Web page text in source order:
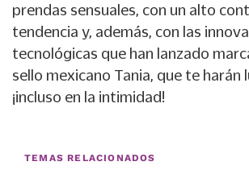
prendas sensuales, con un alto
tendencia y, además, con las
tecnológicas que han lanzado
sello mexicano Tania, que te harán
¡incluso en la intimidad!
TEMAS RELACIONADOS